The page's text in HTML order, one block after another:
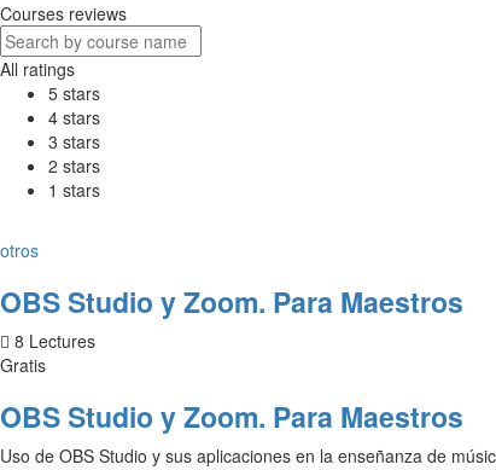
Courses reviews
All ratings
5 stars
4 stars
3 stars
2 stars
1 stars
otros
OBS Studio y Zoom. Para Maestros
8 Lectures
Gratis
OBS Studio y Zoom. Para Maestros
Uso de OBS Studio y sus aplicaciones en la enseñanza de